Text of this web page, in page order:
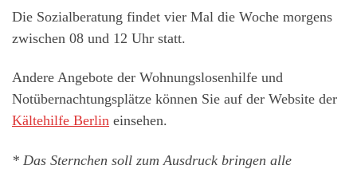
Die Sozialberatung findet vier Mal die Woche morgens
zwischen 08 und 12 Uhr statt.
Andere Angebote der Wohnungslosenhilfe und
Notübernachtungsplätze können Sie auf der Website der
Kältehilfe Berlin einsehen.
* Das Sternchen soll zum Ausdruck bringen alle